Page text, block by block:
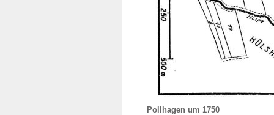
Pollhagen um 1750